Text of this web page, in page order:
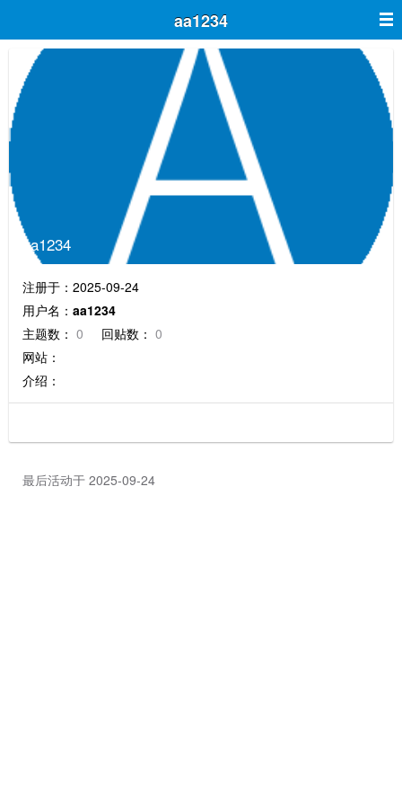
aa1234
aa1234
注册于：2025-09-24
用户名： aa1234
主题数： 0 回贴数： 0
网站：
介绍：
最后活动于 2025-09-24